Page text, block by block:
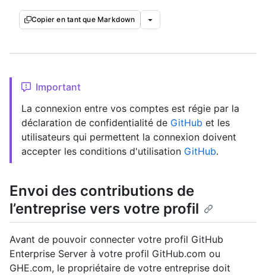
Copier en tant que Markdown
Important
La connexion entre vos comptes est régie par la
déclaration de confidentialité de GitHub et les
utilisateurs qui permettent la connexion doivent
accepter les conditions d'utilisation GitHub.
Envoi des contributions de
l’entreprise vers votre profil
Avant de pouvoir connecter votre profil GitHub
Enterprise Server à votre profil GitHub.com ou
GHE.com, le propriétaire de votre entreprise doit